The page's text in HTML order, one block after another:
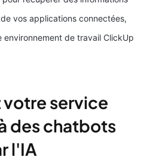
vos applications connectées,
de travail ClickUp
votre service
des chatbots
l'IA